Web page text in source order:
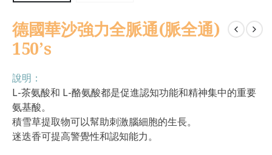
德國華沙強力全脈通(脈全通)
150’s
說明：
L-茶氨酸和 L-酪氨酸都是促進認知功能和精神集中的重要
氨基酸。
積雪草提取物可以幫助刺激腦細胞的生長。
迷迭香可提高警覺性和認知能力。